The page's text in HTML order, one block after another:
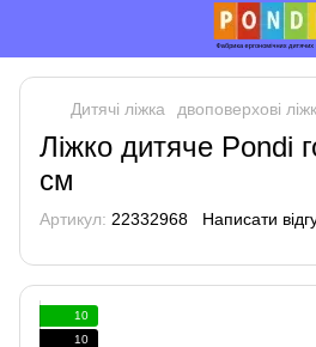
Дитячі ліжка двоповерхові
Ліжко дитяче Pondi
см
Артикул: 22332968 Написати
10
10